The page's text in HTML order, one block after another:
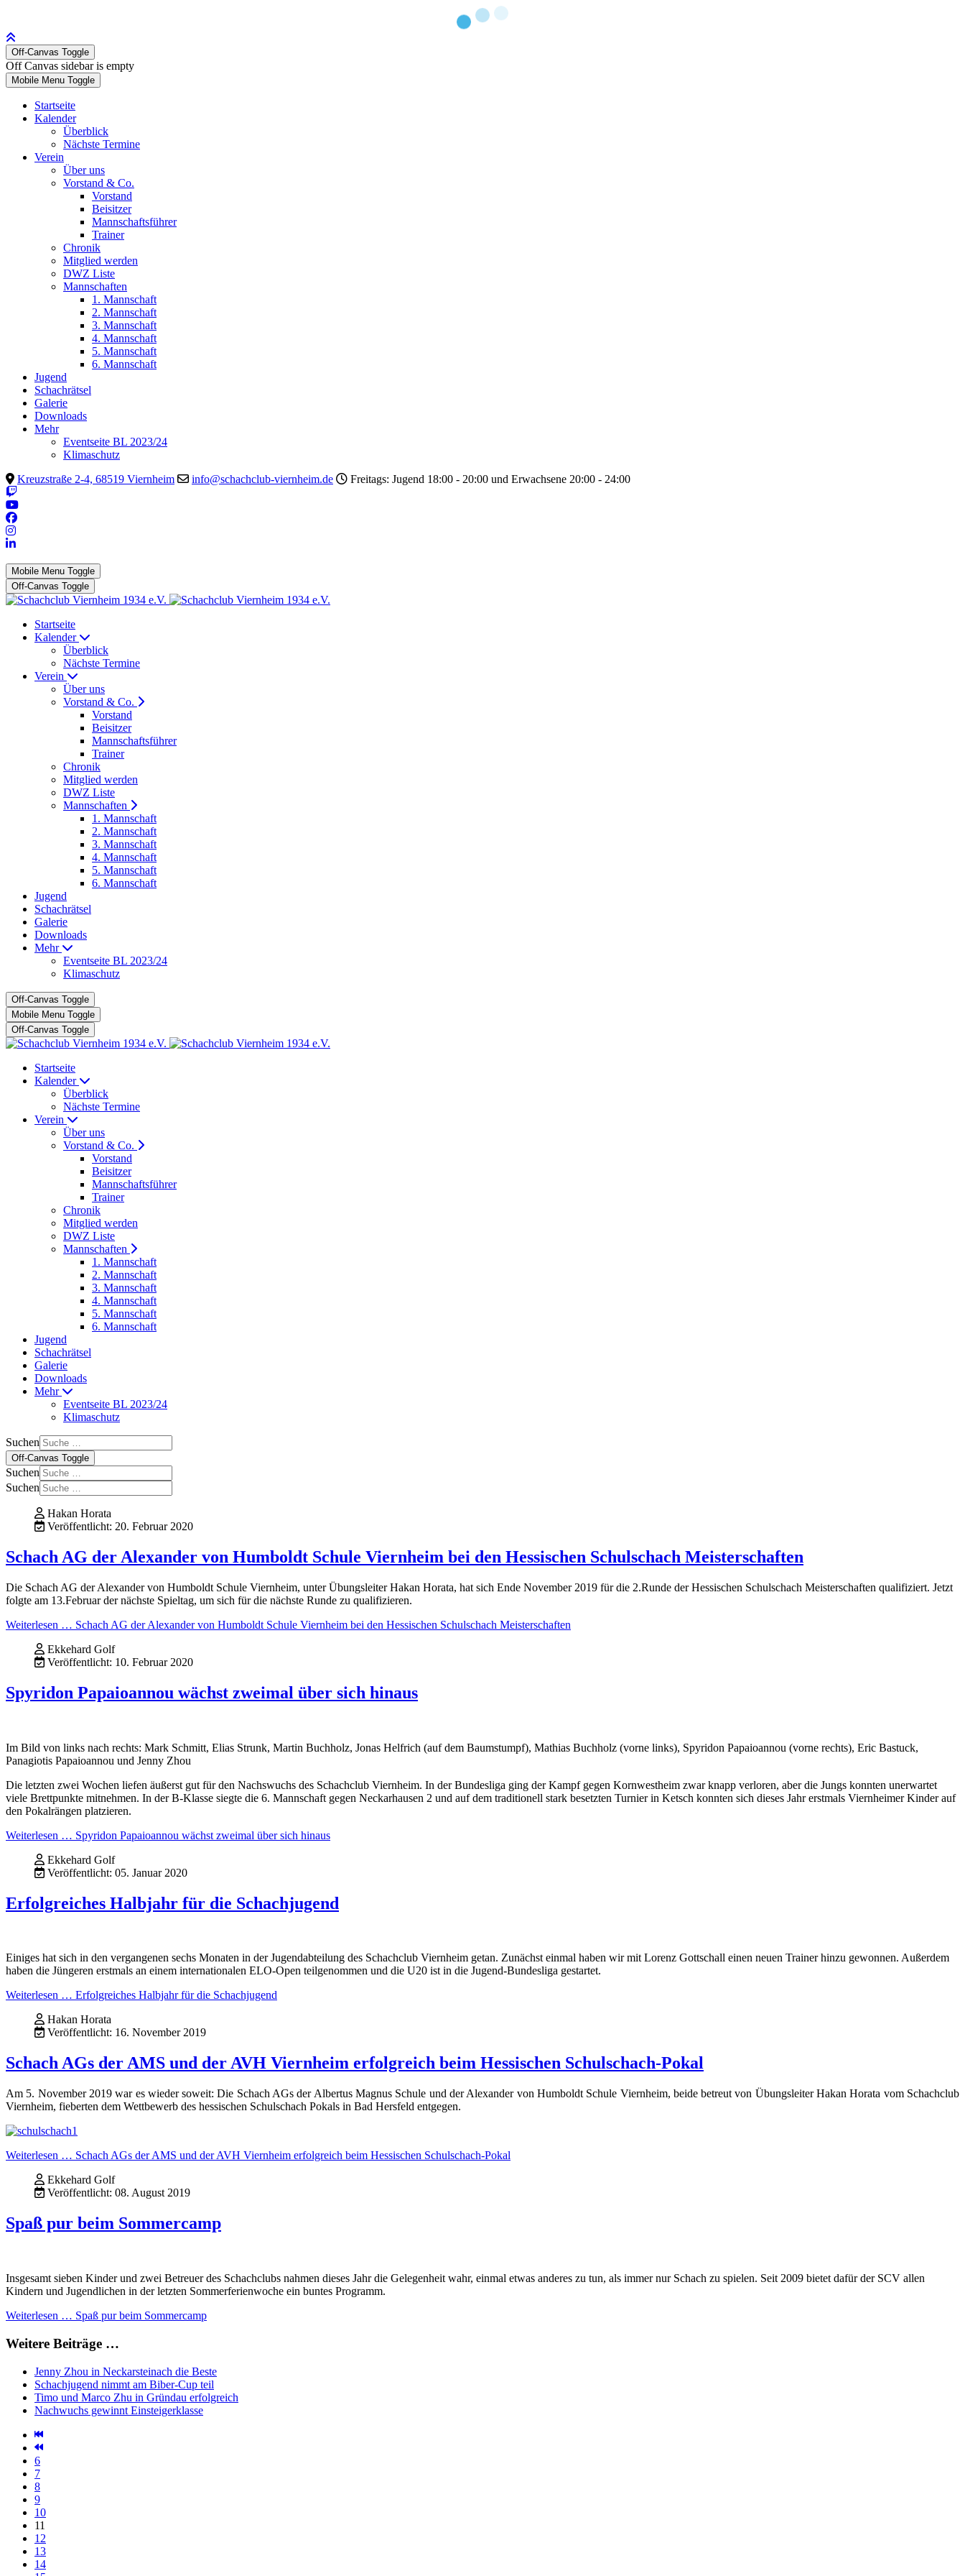
Off-Canvas Toggle
Off Canvas sidebar is empty
Mobile Menu Toggle
Startseite
Kalender
Überblick
Nächste Termine
Verein
Über uns
Vorstand & Co.
Vorstand
Beisitzer
Mannschaftsführer
Trainer
Chronik
Mitglied werden
DWZ Liste
Mannschaften
1. Mannschaft
2. Mannschaft
3. Mannschaft
4. Mannschaft
5. Mannschaft
6. Mannschaft
Jugend
Schachrätsel
Galerie
Downloads
Mehr
Eventseite BL 2023/24
Klimaschutz
Kreuzstraße 2-4, 68519 Viernheim
info@schachclub-viernheim.de Freitags: Jugend 18:00 - 20:00 und Erwachsene 20:00 - 24:00
Mobile Menu Toggle
Off-Canvas Toggle
Startseite
Kalender
Überblick
Nächste Termine
Verein
Über uns
Vorstand & Co.
Vorstand
Beisitzer
Mannschaftsführer
Trainer
Chronik
Mitglied werden
DWZ Liste
Mannschaften
1. Mannschaft
2. Mannschaft
3. Mannschaft
4. Mannschaft
5. Mannschaft
6. Mannschaft
Jugend
Schachrätsel
Galerie
Downloads
Mehr
Eventseite BL 2023/24
Klimaschutz
Off-Canvas Toggle
Mobile Menu Toggle
Off-Canvas Toggle
Startseite
Kalender
Überblick
Nächste Termine
Verein
Über uns
Vorstand & Co.
Vorstand
Beisitzer
Mannschaftsführer
Trainer
Chronik
Mitglied werden
DWZ Liste
Mannschaften
1. Mannschaft
2. Mannschaft
3. Mannschaft
4. Mannschaft
5. Mannschaft
6. Mannschaft
Jugend
Schachrätsel
Galerie
Downloads
Mehr
Eventseite BL 2023/24
Klimaschutz
Suchen
Off-Canvas Toggle
Suchen
Suchen
Hakan Horata
Veröffentlicht: 20. Februar 2020
Schach AG der Alexander von Humboldt Schule Viernheim bei den Hessischen Schulschach Meisterschaften
Die Schach AG der Alexander von Humboldt Schule Viernheim, unter Übungsleiter Hakan Horata, hat sich Ende November 2019 für die 2.Runde der Hessischen Schulschach Meisterschaften qualifiziert. Jetzt
folgte am 13.Februar der nächste Spieltag, um sich für die nächste Runde zu qualifizieren.
Weiterlesen … Schach AG der Alexander von Humboldt Schule Viernheim bei den Hessischen Schulschach Meisterschaften
Ekkehard Golf
Veröffentlicht: 10. Februar 2020
Spyridon Papaioannou wächst zweimal über sich hinaus
Im Bild von links nach rechts: Mark Schmitt, Elias Strunk, Martin Buchholz, Jonas Helfrich (auf dem Baumstumpf), Mathias Buchholz (vorne links), Spyridon Papaioannou (vorne rechts), Eric Bastuck,
Panagiotis Papaioannou und Jenny Zhou
Die letzten zwei Wochen liefen äußerst gut für den Nachswuchs des Schachclub Viernheim. In der Bundesliga ging der Kampf gegen Kornwestheim zwar knapp verloren, aber die Jungs konnten unerwartet
viele Brettpunkte mitnehmen. In der B-Klasse siegte die 6. Mannschaft gegen Neckarhausen 2 und auf dem traditionell stark besetzten Turnier in Ketsch konnten sich dieses Jahr erstmals Viernheimer Kinder auf
den Pokalrängen platzieren.
Weiterlesen … Spyridon Papaioannou wächst zweimal über sich hinaus
Ekkehard Golf
Veröffentlicht: 05. Januar 2020
Erfolgreiches Halbjahr für die Schachjugend
Einiges hat sich in den vergangenen sechs Monaten in der Jugendabteilung des Schachclub Viernheim getan. Zunächst einmal haben wir mit Lorenz Gottschall einen neuen Trainer hinzu gewonnen. Außerdem
haben die Jüngeren erstmals an einem internationalen ELO-Open teilgenommen und die U20 ist in die Jugend-Bundesliga gestartet.
Weiterlesen … Erfolgreiches Halbjahr für die Schachjugend
Hakan Horata
Veröffentlicht: 16. November 2019
Schach AGs der AMS und der AVH Viernheim erfolgreich beim Hessischen Schulschach-Pokal
Am 5. November 2019 war es wieder soweit: Die Schach AGs der Albertus Magnus Schule und der Alexander von Humboldt Schule Viernheim, beide betreut von Übungsleiter Hakan Horata vom Schachclub
Viernheim, fieberten dem Wettbewerb des hessischen Schulschach Pokals in Bad Hersfeld entgegen.
Weiterlesen … Schach AGs der AMS und der AVH Viernheim erfolgreich beim Hessischen Schulschach-Pokal
Ekkehard Golf
Veröffentlicht: 08. August 2019
Spaß pur beim Sommercamp
Insgesamt sieben Kinder und zwei Betreuer des Schachclubs nahmen dieses Jahr die Gelegenheit wahr, einmal etwas anderes zu tun, als immer nur Schach zu spielen. Seit 2009 bietet dafür der SCV allen
Kindern und Jugendlichen in der letzten Sommerferienwoche ein buntes Programm.
Weiterlesen … Spaß pur beim Sommercamp
Weitere Beiträge …
Jenny Zhou in Neckarsteinach die Beste
Schachjugend nimmt am Biber-Cup teil
Timo und Marco Zhu in Gründau erfolgreich
Nachwuchs gewinnt Einsteigerklasse
6
7
8
9
10
11
12
13
14